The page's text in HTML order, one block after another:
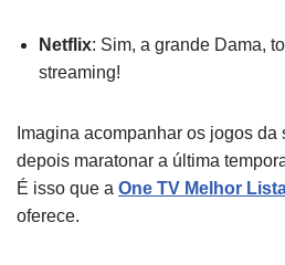
Netflix: Sim, a grande Dama,
streaming!
Imagina acompanhar os jogos
depois maratonar a última
É isso que a One TV Melhor
oferece.